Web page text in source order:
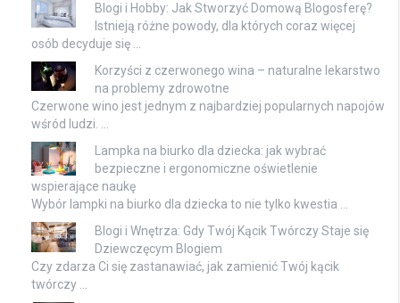
Blogi i Hobby: Jak Stworzyć Domową Blogosferę?
Istnieją różne powody, dla których coraz więcej
osób decyduje się …
Korzyści z czerwonego wina – naturalne lekarstwo
na problemy zdrowotne
Czerwone wino jest jednym z najbardziej popularnych napojów
wśród ludzi. …
Lampka na biurko dla dziecka: jak wybrać
bezpieczne i ergonomiczne oświetlenie
wspierające naukę
Wybór lampki na biurko dla dziecka to nie tylko kwestia …
Blogi i Wnętrza: Gdy Twój Kącik Twórczy Staje się
Dziewczęcym Blogiem
Czy zdarza Ci się zastanawiać, jak zamienić Twój kącik
twórczy …